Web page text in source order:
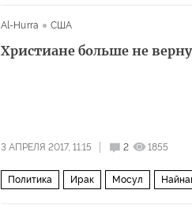
Al-Hurra США
Христиане больше не
3 АПРЕЛЯ 2017, 11:15 2 1855
Политика Ирак Мосул